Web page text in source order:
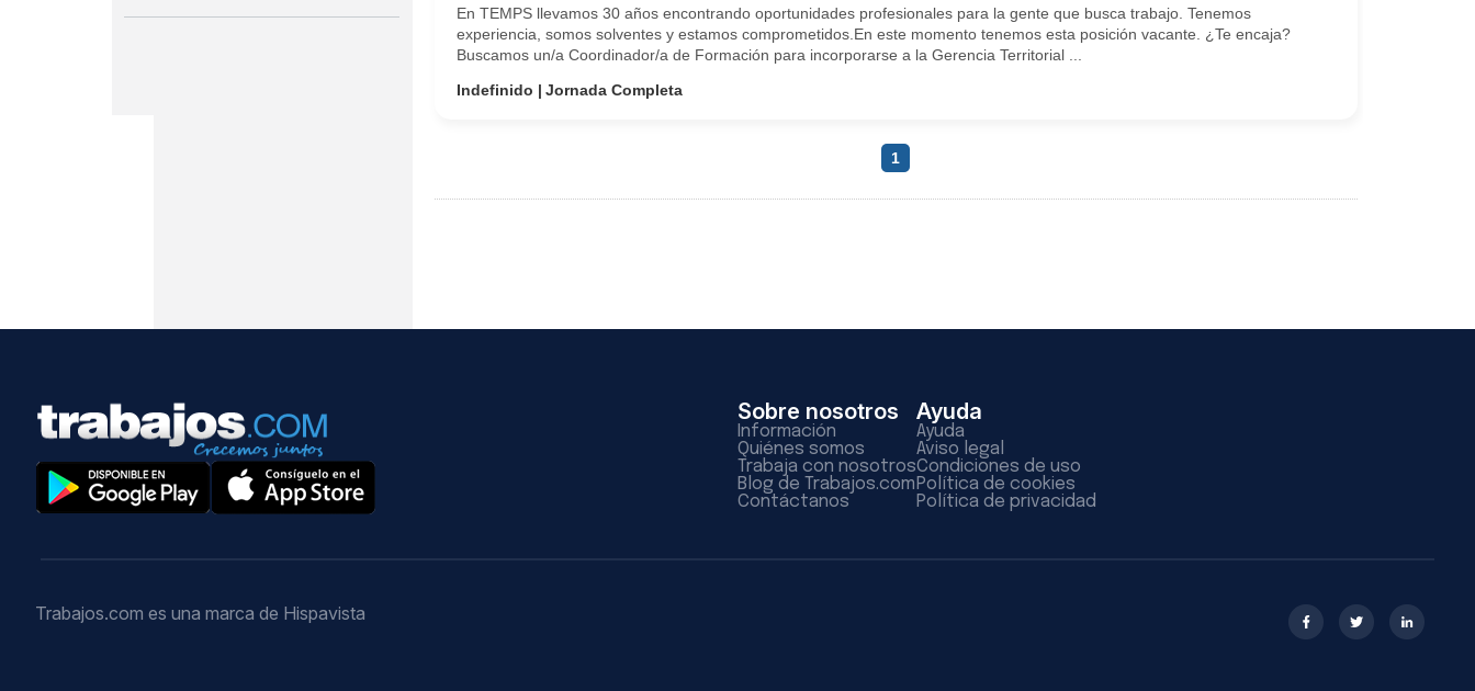
En TEMPS llevamos 30 años encontrando oportunidades profesionales para la gente que busca trabajo. Tenemos
experiencia, somos solventes y estamos comprometidos.En este momento tenemos esta posición vacante. ¿Te encaja?
Buscamos un/a Coordinador/a de Formación para incorporarse a la Gerencia Territorial ...
Indefinido
Jornada Completa
1
Sobre nosotros
Información
Quiénes somos
Trabaja con nosotros
Blog de Trabajos.com
Contáctanos
Ayuda
Ayuda
Aviso legal
Condiciones de uso
Política de cookies
Política de privacidad
Trabajos.com es una marca de Hispavista